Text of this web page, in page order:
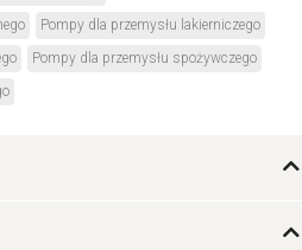
Pompy dla przemysłu lakierniczego
Pompy dla przemysłu spożywczego